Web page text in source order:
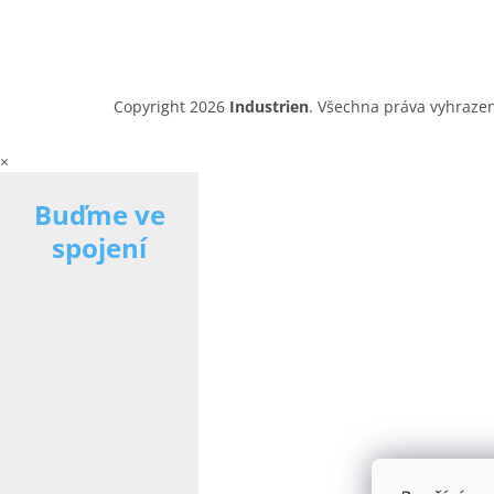
Copyright 2026 Industrien. Všechna práva
×
Buďme ve
spojení